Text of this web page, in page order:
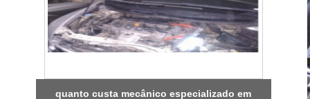
quanto custa mecânico especializado em